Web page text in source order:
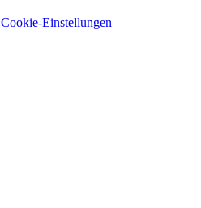
Cookie-Einstellungen